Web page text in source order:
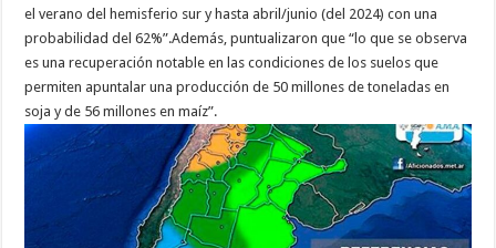
el verano del hemisferio sur y hasta abril/junio (del 2024) con una
probabilidad del 62%”.Además, puntualizaron que “lo que se observa
es una recuperación notable en las condiciones de los suelos que
permiten apuntalar una producción de 50 millones de toneladas en
soja y de 56 millones en maíz”.